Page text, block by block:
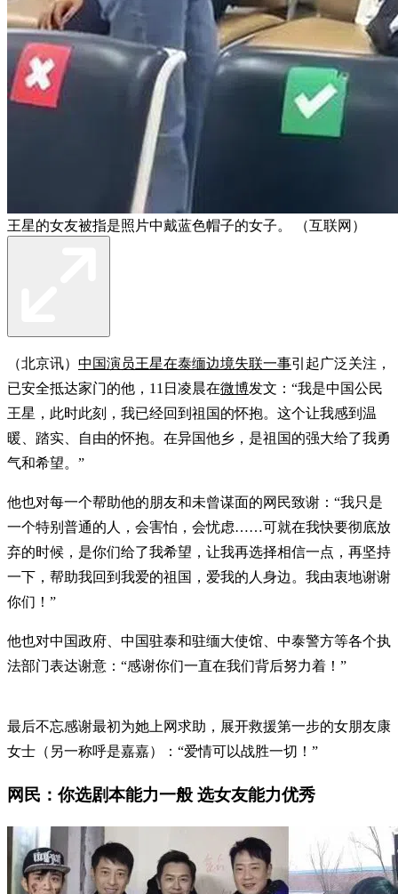
王星的女友被指是照片中戴蓝色帽子的女子。 （互联网）
（北京讯） 中国演员王星在泰缅边境失联一事引起广泛关注，
已安全抵达家门的他，11日凌晨在微博发文：“我是中国公民
王星，此时此刻，我已经回到祖国的怀抱。这个让我感到温
暖、踏实、自由的怀抱。在异国他乡，是祖国的强大给了我勇
气和希望。”
他也对每一个帮助他的朋友和未曾谋面的网民致谢：“我只是
一个特别普通的人，会害怕，会忧虑……可就在我快要彻底放
弃的时候，是你们给了我希望，让我再选择相信一点，再坚持
一下，帮助我回到我爱的祖国，爱我的人身边。我由衷地谢谢
你们！”
他也对中国政府、中国驻泰和驻缅大使馆、中泰警方等各个执
法部门表达谢意：“感谢你们一直在我们背后努力着！”
最后不忘感谢最初为她上网求助，展开救援第一步的女朋友康
女士（另一称呼是嘉嘉）：“爱情可以战胜一切！”
网民：你选剧本能力一般 选女友能力优秀